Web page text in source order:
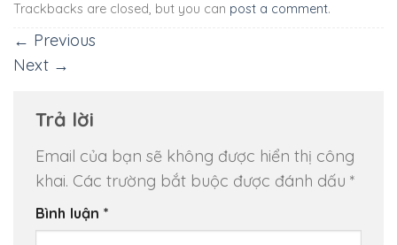
Trackbacks are closed, but you can post a comment.
← Previous
Next →
Trả lời
Email của bạn sẽ không được hiển thị công
khai. Các trường bắt buộc được đánh dấu *
Bình luận *